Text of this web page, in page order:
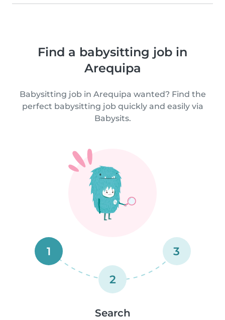
Find a babysitting job in
Arequipa
Babysitting job in Arequipa wanted? Find the
perfect babysitting job quickly and easily via
Babysits.
1
2
3
Search